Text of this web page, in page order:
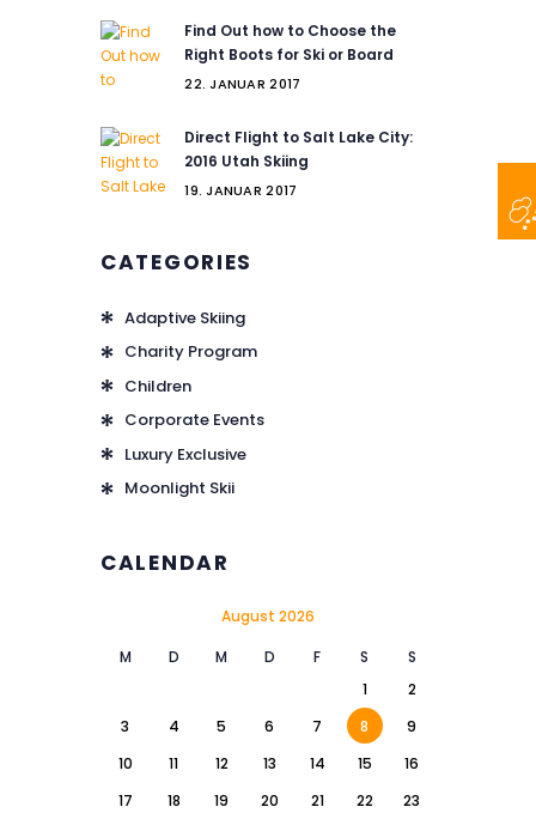
Find Out how to Choose the
Right Boots for Ski or Board
22. JANUAR 2017
Direct Flight to Salt Lake City:
2016 Utah Skiing
19. JANUAR 2017
CATEGORIES
Adaptive Skiing
Charity Program
Children
Corporate Events
Luxury Exclusive
Moonlight Skii
CALENDAR
August 2026
M D M D F S
S
1
2
3
4 5 6 7 8
9
10
11 12 13 14 15
16
17
18 19 20 21 22
23